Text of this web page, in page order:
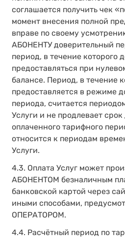
соглашается получить чек
момент внесения полной
вправе по своему
АБОНЕНТУ доверительный
период, в течение которого
предоставляться при
балансе. Период, в течение
предоставляется в режиме
периода, считается
Услуги и не продлевает срок
оплаченного тарифного
относится к периодам
Услуги.
4.3. Оплата Услуг может
АБОНЕНТОМ безналичным
банковской картой через
иными способами,
ОПЕРАТОРОМ.
4.4. Расчётный период по